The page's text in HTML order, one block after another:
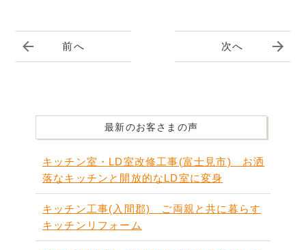
前へ 次へ
最新のお客さまの声
キッチン室・LD室改修工事(富士見市) お洒
落なキッチンと開放的なLD室に変身
キッチン工事(入間郡) ご両親と共に暮らす
キッチンリフォーム